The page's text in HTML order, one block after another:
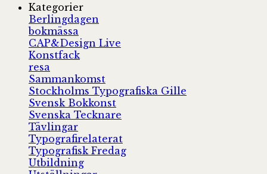
Kategorier
Berlingdagen
bokmässa
CAP&Design Live
Konstfack
resa
Sammankomst
Stockholms Typografiska Gille
Svensk Bokkonst
Svenska Tecknare
Tävlingar
Typografirelaterat
Typografisk Fredag
Utbildning